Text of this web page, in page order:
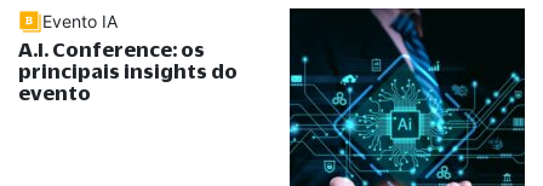
Evento IA
A.I. Conference: os
principais insights do
evento